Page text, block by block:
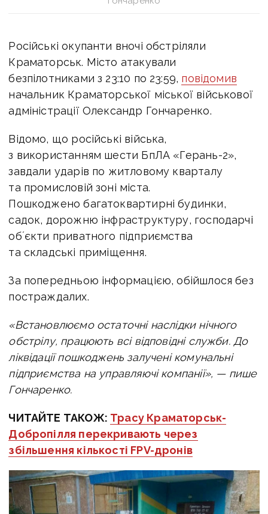
Російські окупанти вночі обстріляли
Краматорськ. Місто атакували
безпілотниками з 23:10 по 23:59, повідомив
начальник Краматорської міської військової
адміністрації Олександр Гончаренко.
Відомо, що російські війська,
з використанням шести БпЛА «Герань-2»,
завдали ударів по житловому кварталу
та промисловій зоні міста.
Пошкоджено багатоквартирні будинки,
садок, дорожню інфраструктуру, господарчі
обʼєкти приватного підприємства
та складські приміщення.
За попередньою інформацією, обійшлося без
постраждалих.
«Встановлюємо остаточні наслідки нічного
обстрілу, працюють всі відповідні служби. До
ліквідації пошкоджень залучені комунальні
підприємства на управляючі компанії», — пише
Гончаренко.
ЧИТАЙТЕ ТАКОЖ: Трасу Краматорськ-
Добропілля перекривають через
збільшення кількості FPV-дронів